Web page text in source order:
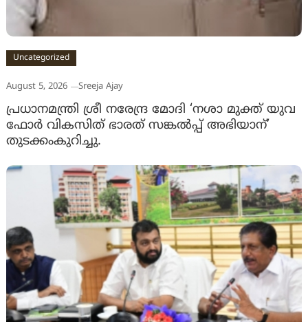
Uncategorized
August 5, 2026 Sreeja Ajay
പ്രധാനമന്ത്രി ശ്രീ നരേന്ദ്ര മോദി ‘നശാ മുക്ത് യുവ
ഫോർ വികസിത് ഭാരത് സങ്കൽപ്പ് അഭിയാന്’
തുടക്കംകുറിച്ചു.